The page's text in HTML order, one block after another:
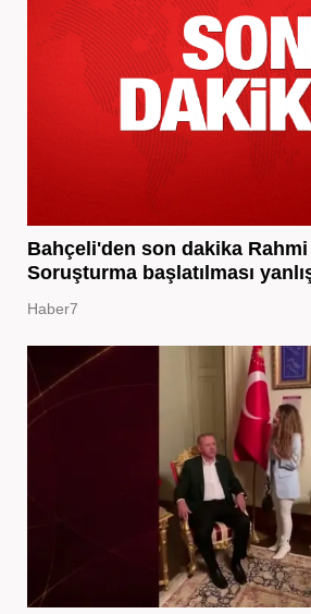
Bahçeli'den son dakika Rahmi
Soruşturma başlatılması
Haber7